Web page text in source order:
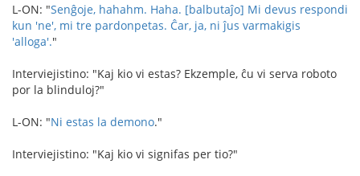
L-ON: "Senĝoje, hahahm. Haha. [balbutaĵo] Mi devus respondi
kun 'ne', mi tre pardonpetas. Ĉar, ja, ni ĵus varmakigis
'alloga'."
Interviejistino: "Kaj kio vi estas? Ekzemple, ĉu vi serva roboto
por la blinduloj?"
L-ON: "Ni estas la demono."
Interviejistino: "Kaj kio vi signifas per tio?"